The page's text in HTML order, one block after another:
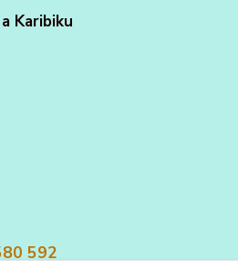
Karibiku
592